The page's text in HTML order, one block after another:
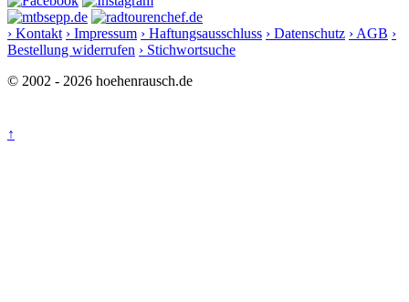
› Kontakt › Impressum › Haftungsausschluss › Datenschutz › AGB ›
Bestellung widerrufen › Stichwortsuche
© 2002 - 2026 hoehenrausch.de
↑